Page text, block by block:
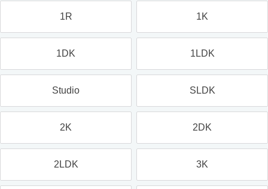
1R 1K
1DK 1LDK
Studio SLDK
2K 2DK
2LDK 3K